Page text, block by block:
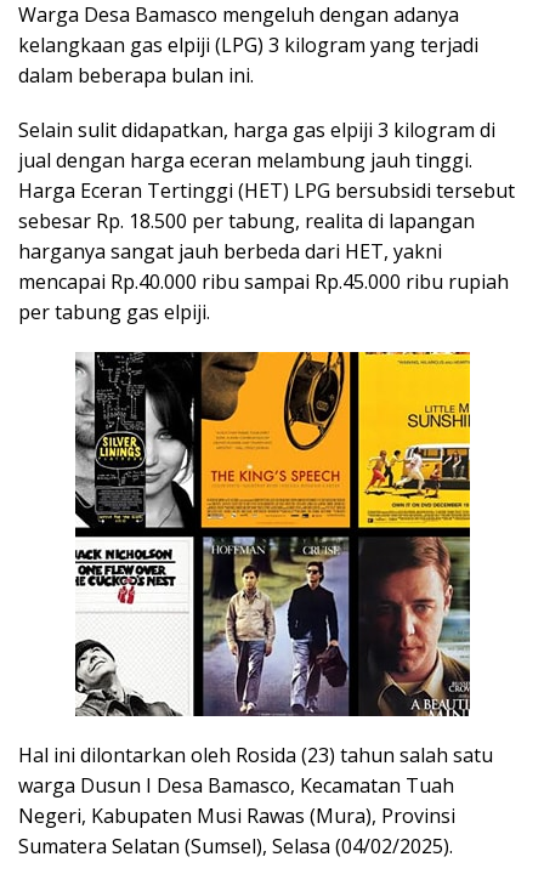
Warga Desa Bamasco mengeluh dengan adanya
kelangkaan gas elpiji (LPG) 3 kilogram yang terjadi
dalam beberapa bulan ini.
Selain sulit didapatkan, harga gas elpiji 3 kilogram di
jual dengan harga eceran melambung jauh tinggi.
Harga Eceran Tertinggi (HET) LPG bersubsidi tersebut
sebesar Rp. 18.500 per tabung, realita di lapangan
harganya sangat jauh berbeda dari HET, yakni
mencapai Rp.40.000 ribu sampai Rp.45.000 ribu rupiah
per tabung gas elpiji.
Hal ini dilontarkan oleh Rosida (23) tahun salah satu
warga Dusun I Desa Bamasco, Kecamatan Tuah
Negeri, Kabupaten Musi Rawas (Mura), Provinsi
Sumatera Selatan (Sumsel), Selasa (04/02/2025).